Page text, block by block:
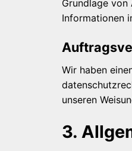
Grundlage
Informationen
Wir haben
unseren
3.